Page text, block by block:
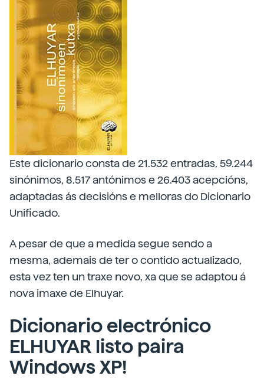
Este dicionario consta de 21.532 entradas, 59.244
sinónimos, 8.517 antónimos e 26.403 acepcións,
adaptadas ás decisións e melloras do Dicionario
Unificado.
A pesar de que a medida segue sendo a
mesma, ademais de ter o contido actualizado,
esta vez ten un traxe novo, xa que se adaptou á
nova imaxe de Elhuyar.
Dicionario electrónico
ELHUYAR listo paira
Windows XP!